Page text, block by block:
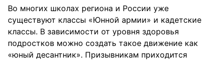
Во многих школах региона и России уже
существуют классы «Юнной армии» и кадетские
классы. В зависимости от уровня здоровья
подростков можно создать такое движение как
«юный десантник». Призывникам приходится